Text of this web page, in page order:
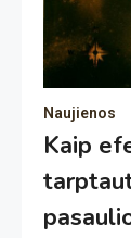
Naujienos
Kaip